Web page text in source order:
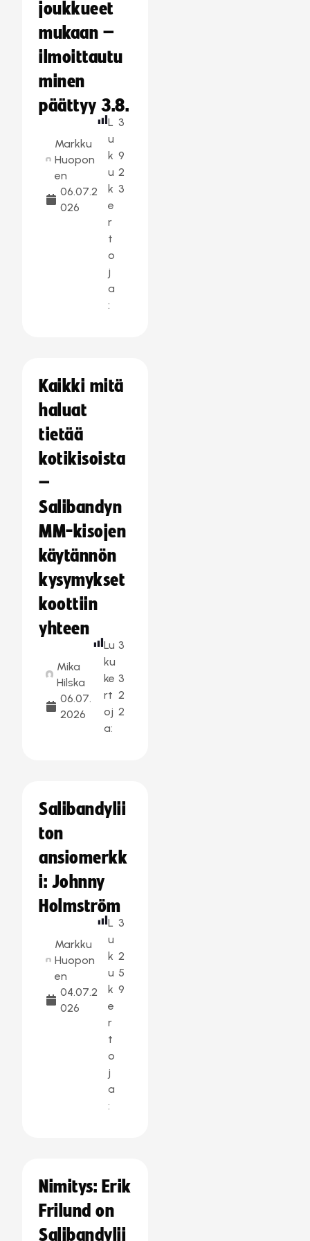
joukkueet
mukaan –
ilmoittautu
minen
päättyy 3.8.
Markku
Huopon
en
06.07.2
026
L
u
k
u
k
e
r
t
o
j
a
:
3
9
2
3
Kaikki mitä
haluat
tietää
kotikisoista
–
Salibandyn
MM-kisojen
käytännön
kysymykset
koottiin
yhteen
Mika
Hilska
06.07.
2026
Lu
ku
ke
rt
oj
a:
3
3
2
2
Salibandylii
ton
ansiomerkk
i: Johnny
Holmström
Markku
Huopon
en
04.07.2
026
L
u
k
u
k
e
r
t
o
j
a
:
3
2
5
9
Nimitys: Erik
Frilund on
Salibandylii